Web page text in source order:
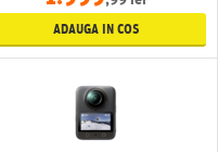
ADAUGA IN COS